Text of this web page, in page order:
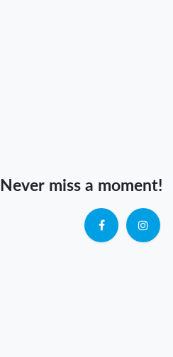
Never miss a moment!